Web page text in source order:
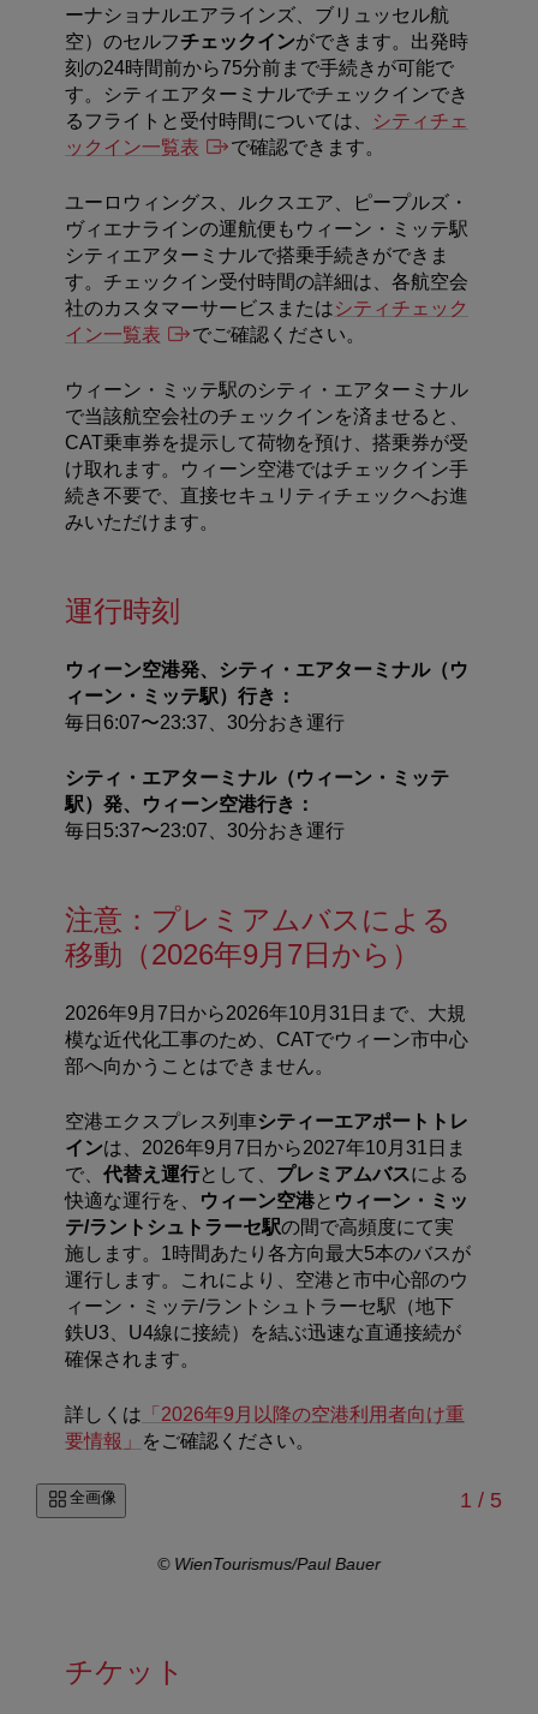
ーナショナルエアラインズ、ブリュッセル航
空）のセルフチェックインができます。出発時
刻の24時間前から75分前まで手続きが可能で
す。シティエアターミナルでチェックインでき
るフライトと受付時間については、
シティチェ
ックイン一覧表
で確認できます。
ユーロウィングス、ルクスエア、ピープルズ・
ヴィエナラインの運航便もウィーン・ミッテ駅
シティエアターミナルで搭乗手続きができま
す。チェックイン受付時間の詳細は、各航空会
社のカスタマーサービスまたはシティチェック
イン一覧表
でご確認ください。
ウィーン・ミッテ駅のシティ・エアターミナル
で当該航空会社のチェックインを済ませると、
CAT乗車券を提示して荷物を預け、搭乗券が受
け取れます。ウィーン空港ではチェックイン手
続き不要で、直接セキュリティチェックへお進
みいただけます。
運行時刻
ウィーン空港発、シティ・エアターミナル（ウ
ィーン・ミッテ駅）行き：
毎日6:07〜23:37、30分おき運行
シティ・エアターミナル（ウィーン・ミッテ
駅）発、ウィーン空港行き：
毎日5:37〜23:07、30分おき運行
注意：プレミアムバスによる
移動（2026年9月7日から）
2026年9月7日から2026年10月31日まで、大規
模な近代化工事のため、CATでウィーン市中心
部へ向かうことはできません。
空港エクスプレス列車シティーエアポートトレ
インは、 2026年9 月 7 日から2027年10月 31 日ま
で、 代替え運行として、 プレミアムバスによる
快適な運行を、
ウィーン空港と ウィーン・ミッ
テ/ラントシュトラーセ駅の間で高頻度にて実
施します。 1時間あたり各方向最大5本のバスが
運行します。これにより、空港と市中心部のウ
ィーン・ミッテ/ラントシュトラーセ駅（地下
鉄U3 U4線に接続）を結ぶ迅速な直通接続が
確保されます。
詳しくは 「2026年9月以降の空港利用者向け重
要情報」
をご確認ください。
全画像 1 // 5
© WienTourismus/Paul Bauer
チケット